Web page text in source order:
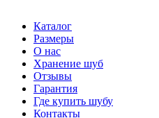
Каталог
Размеры
О нас
Хранение шуб
Отзывы
Гарантия
Где купить шубу
Контакты